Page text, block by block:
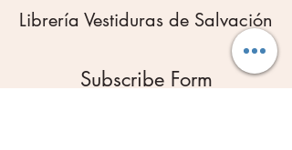
Librería Vestiduras de Salvación
Subscribe Form